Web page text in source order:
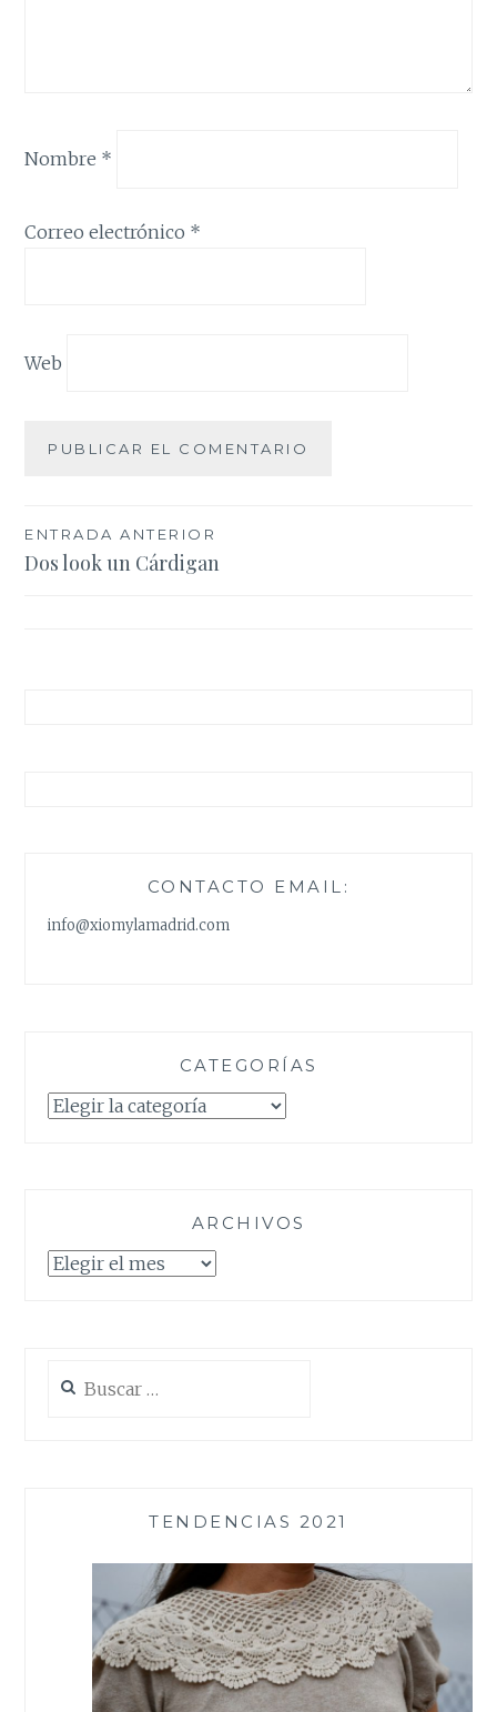
Nombre *
Correo electrónico *
Web
Navegación
de
ENTRADA ANTERIOR
Dos look un Cárdigan
CONTACTO EMAIL:
info@xiomylamadrid.com
CATEGORÍAS
Categorías
ARCHIVOS
Archivos
TENDENCIAS 2021